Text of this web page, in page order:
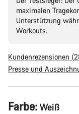
maximalen
Unterstützung
Workouts.
Kundenrezensionen
Presse und
Produktkonfiguration
Farbe: Weiß